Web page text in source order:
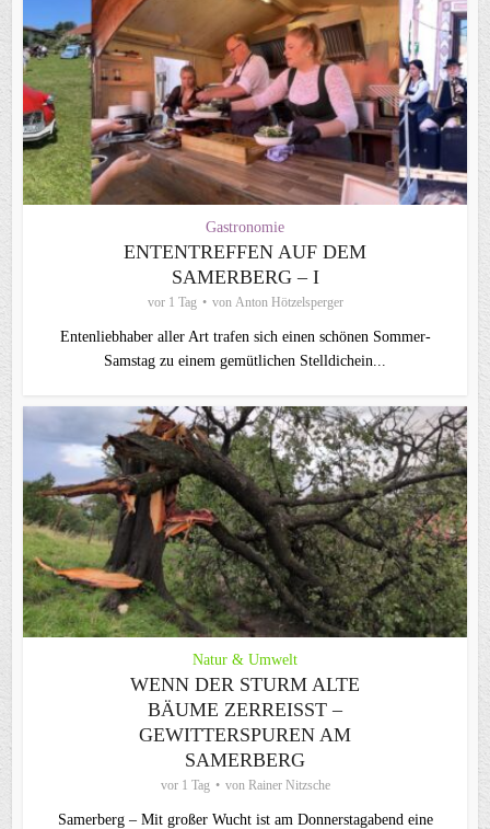
Gastronomie
ENTENTREFFEN AUF DEM
SAMERBERG – I
vor 1 Tag von Anton Hötzelsperger
Entenliebhaber aller Art trafen sich einen schönen Sommer-
Samstag zu einem gemütlichen Stelldichein...
Natur & Umwelt
WENN DER STURM ALTE
BÄUME ZERREISST – G
EWITTERSPUREN AM S
AMERBERG
vor 1 Tag von Rainer Nitzsche
Samerberg – Mit großer Wucht ist am Donnerstagabend eine